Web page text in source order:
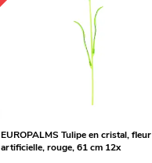
EUROPALMS Tulipe en cristal, fleur
artificielle, rouge, 61 cm 12x